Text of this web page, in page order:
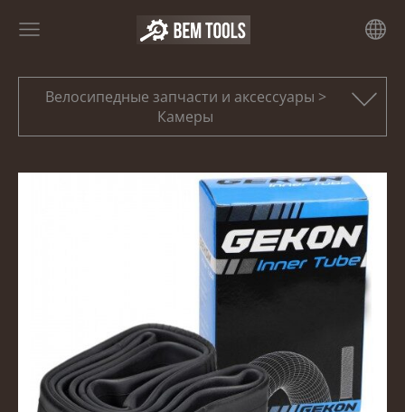
Велосипедные запчасти и аксессуары >
Камеры